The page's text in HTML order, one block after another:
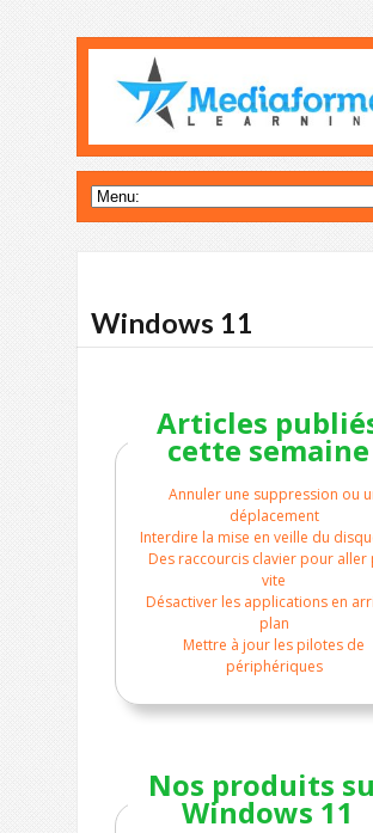
Windows 11
Articles
cette semaine
Annuler une suppression ou
déplacement
Interdire la mise en veille du
Des raccourcis clavier pour aller
vite
Désactiver les applications en
plan
Mettre à jour les pilotes de
périphériques
Nos produits
Windows 11